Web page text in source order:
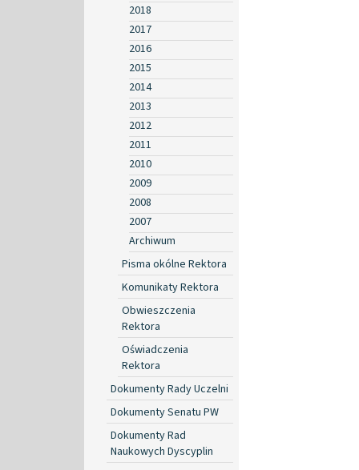
2018
2017
2016
2015
2014
2013
2012
2011
2010
2009
2008
2007
Archiwum
Pisma okólne Rektora
Komunikaty Rektora
Obwieszczenia
Rektora
Oświadczenia
Rektora
Dokumenty Rady Uczelni
Dokumenty Senatu PW
Dokumenty Rad
Naukowych Dyscyplin